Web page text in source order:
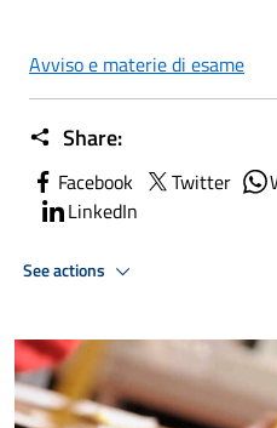
Avviso e materie di esame
Share:
Facebook Twitter
LinkedIn
See actions